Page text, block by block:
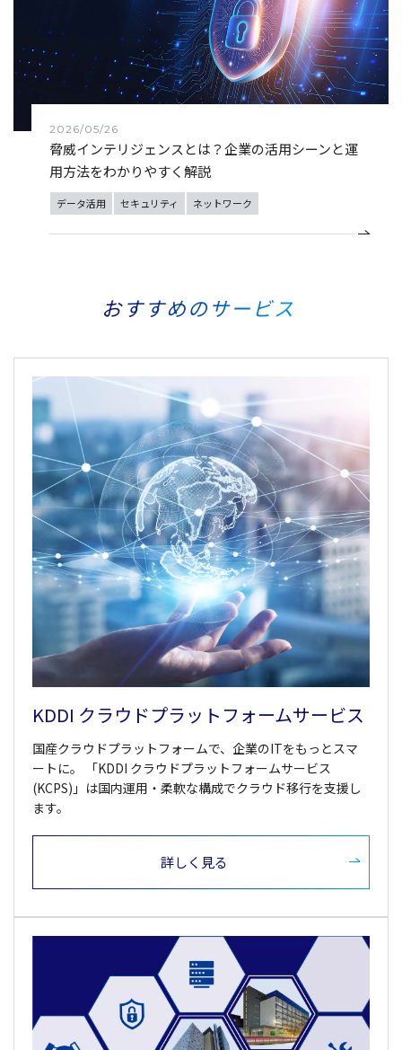
2026/05/26
脅威インテリジェンスとは？企業の活用シーンと運
用方法をわかりやすく解説
データ活用 セキュリティ ネットワーク
おすすめのサービス
KDDI クラウドプラットフォームサービス
国産クラウドプラットフォームで、企業のITをもっとスマ
ートに。 「KDDI クラウドプラットフォームサービス
(KCPS)」は国内運用・柔軟な構成でクラウド移行を支援し
ます。
詳しく見る